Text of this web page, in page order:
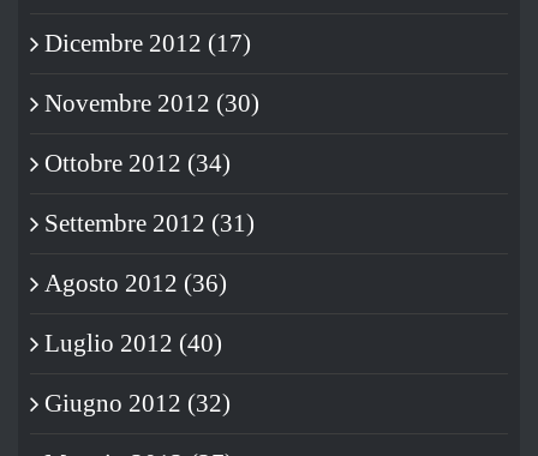
Dicembre 2012 (17)
Novembre 2012 (30)
Ottobre 2012 (34)
Settembre 2012 (31)
Agosto 2012 (36)
Luglio 2012 (40)
Giugno 2012 (32)